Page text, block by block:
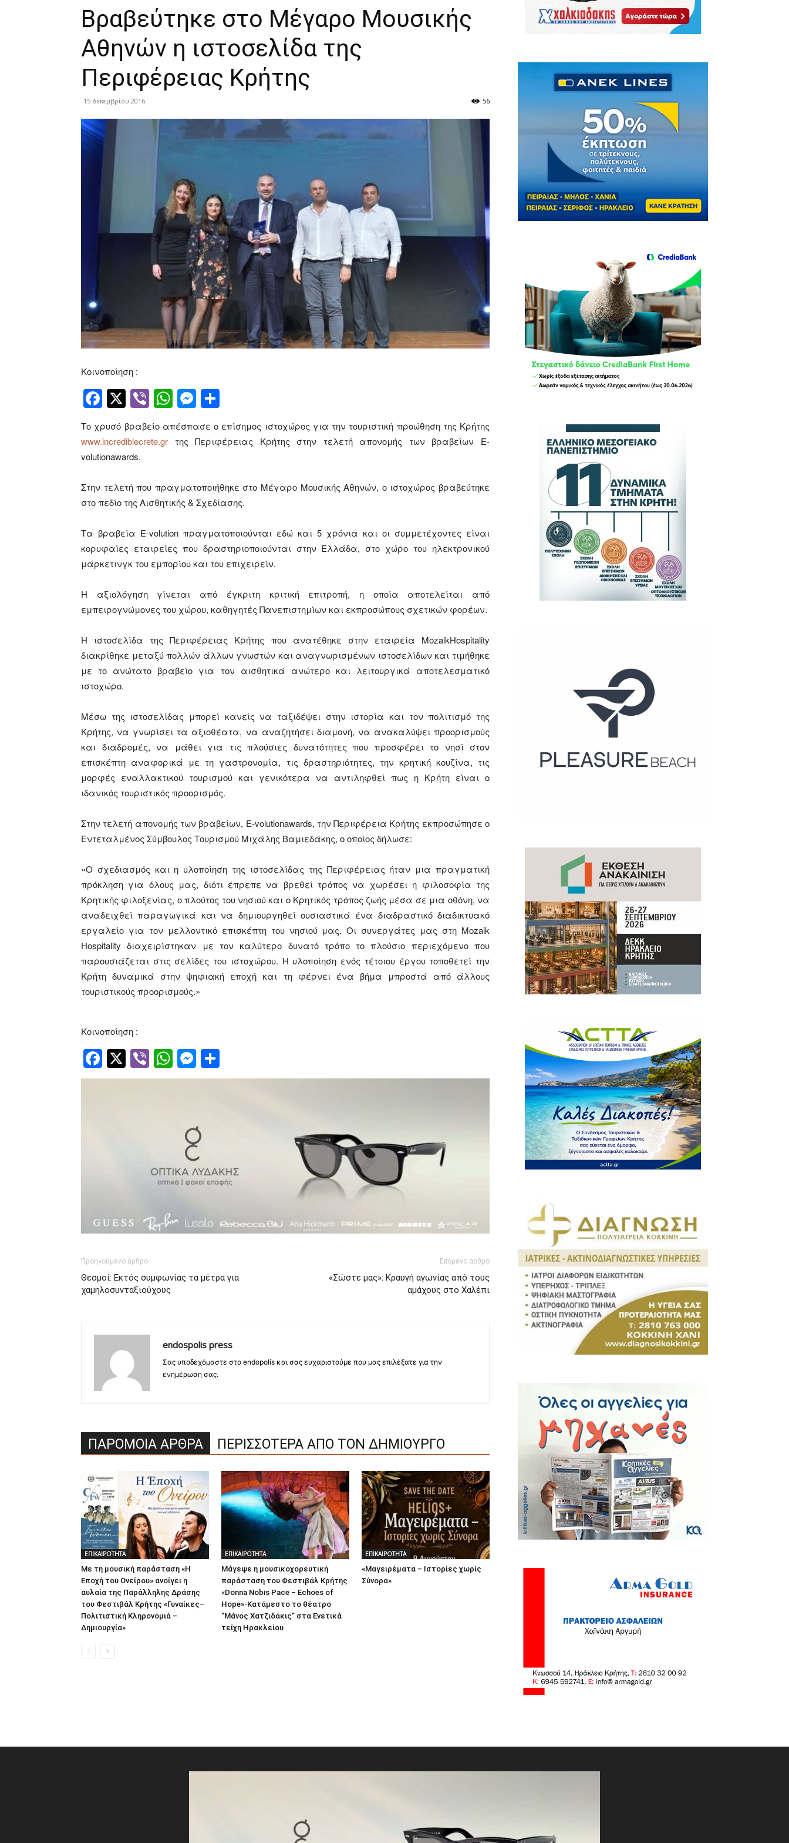
Βραβεύτηκε στο Μέγαρο Μουσικής
Αθηνών η ιστοσελίδα της
Περιφέρειας Kρήτης
15 Δεκεμβρίου 2016 56
Κοινοποίηση :
Facebook
Twitter
ViberWhatsApp
Messenger
Το χρυσό βραβείο απέσπασε ο επίσημος ιστοχώρος για την τουριστική προώθηση της Κρήτης
www.incrediblecrete.gr της Περιφέρειας Kρήτης στην τελετή απονομής των βραβείων E-
volutionawards.
Στην τελετή που πραγματοποιήθηκε στο Μέγαρο Μουσικής Αθηνών, ο ιστοχώρος βραβεύτηκε
στο πεδίο της Αισθητικής & Σχεδίασης.
Τα βραβεία E-volution πραγματοποιούνται εδώ και 5 χρόνια και οι συμμετέχοντες είναι
κορυφαίες εταιρείες που δραστηριοποιούνται στην Ελλάδα, στο χώρο του ηλεκτρονικού
μάρκετινγκ του εμπορίου και του επιχειρείν.
Η αξιολόγηση γίνεται από έγκριτη κριτική επιτροπή, η οποία αποτελείται από
εμπειρογνώμονες του χώρου, καθηγητές Πανεπιστημίων και εκπροσώπους σχετικών φορέων.
Η ιστοσελίδα της Περιφέρειας Kρήτης που ανατέθηκε στην εταιρεία MozaikHospitality
διακρίθηκε μεταξύ πολλών άλλων γνωστών και αναγνωρισμένων ιστοσελίδων και τιμήθηκε
με το ανώτατο βραβείο για τον αισθητικά ανώτερο και λειτουργικά αποτελεσματικό
ιστοχώρο.
Μέσω της ιστοσελίδας μπορεί κανείς να ταξιδέψει στην ιστορία και τον πολιτισμό της
Κρήτης, να γνωρίσει τα αξιοθέατα, να αναζητήσει διαμονή, να ανακαλύψει προορισμούς
και διαδρομές, να μάθει για τις πλούσιες δυνατότητες που προσφέρει το νησί στον
επισκέπτη αναφορικά με τη γαστρονομία, τις δραστηριότητες, την κρητική κουζίνα, τις
μορφές εναλλακτικού τουρισμού και γενικότερα να αντιληφθεί πως η Κρήτη είναι ο
ιδανικός τουριστικός προορισμός.
Στην τελετή απονομής των βραβείων, E-volutionawards, την Περιφέρεια Kρήτης εκπροσώπησε ο
Εντεταλμένος Σύμβουλος Τουρισμού Μιχάλης Βαμιεδάκης, ο οποίος δήλωσε:
«Ο σχεδιασμός και η υλοποίηση της ιστοσελίδας της Περιφέρειας ήταν μια πραγματική
πρόκληση για όλους μας, διότι έπρεπε να βρεθεί τρόπος να χωρέσει η φιλοσοφία της
Κρητικής φιλοξενίας, ο πλούτος του νησιού και ο Κρητικός τρόπος ζωής μέσα σε μια οθόνη, να
αναδειχθεί παραγωγικά και να δημιουργηθεί ουσιαστικά ένα διαδραστικό διαδικτυακό
εργαλείο για τον μελλοντικό επισκέπτη του νησιού μας. Οι συνεργάτες μας στη Mozaik
Hospitality διαχειρίστηκαν με τον καλύτερο δυνατό τρόπο το πλούσιο περιεχόμενο που
παρουσιάζεται στις σελίδες του ιστοχώρου. Η υλοποίηση ενός τέτοιου έργου τοποθετεί την
Κρήτη δυναμικά στην ψηφιακή εποχή και τη φέρνει ένα βήμα μπροστά από άλλους
τουριστικούς προορισμούς.»
Κοινοποίηση :
Facebook
Twitter
ViberWhatsApp
Messenger
Προηγούμενο άρθρο
Θεσμοί: Εκτός συμφωνίας τα μέτρα για
χαμηλοσυνταξιούχους
Επόμενο άρθρο
«Σώστε μας»: Κραυγή αγωνίας από τους
αμάχους στο Χαλέπι
endospolis press
Σας υποδεχόμαστε στο endopolis και σας ευχαριστούμε που μας επιλέξατε για την
ενημέρωση σας.
ΠΑΡΟΜΟΙΑ ΑΡΘΡΑ ΠΕΡΙΣΣΟΤΕΡΑ ΑΠΟ ΤΟΝ ΔΗΜΙΟΥΡΓΟ
ΕΠΙΚΑΙΡΟΤΗΤΑ
Με τη μουσική παράσταση «Η
Εποχή του Ονείρου» ανοίγει η
αυλαία της Παράλληλης Δράσης
του Φεστιβάλ Κρήτης «Γυναίκες–
Πολιτιστική Κληρονομιά –
Δημιουργία»
ΕΠΙΚΑΙΡΟΤΗΤΑ
Μάγεψε η μουσικοχορευτική
παράσταση του Φεστιβάλ Κρήτης
«Donna Nobis Pace – Echoes of
Hope»-Κατάμεστο το θέατρο
“Μάνος Χατζιδάκις” στα Ενετικά
τείχη Ηρακλείου
ΕΠΙΚΑΙΡΟΤΗΤΑ
«Μαγειρέματα – Ιστορίες χωρίς
Σύνορα»